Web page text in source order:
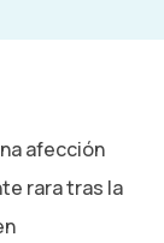
afección
rara tras la